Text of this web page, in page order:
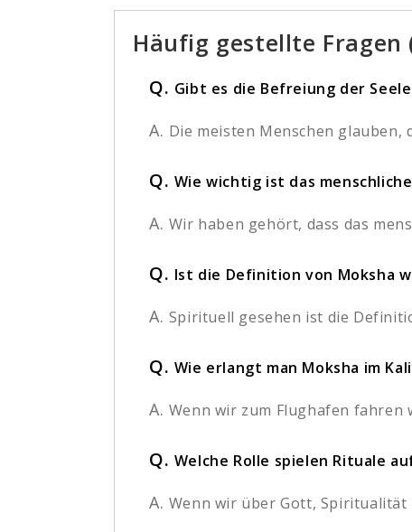
Häufig gestellte Fragen
Q. Gibt es die Befreiung der
A. Die meisten Menschen glauben,
Q. Wie wichtig ist das
A. Wir haben gehört, dass das
Q. Ist die Definition von Moksha
A. Spirituell gesehen ist die
Q. Wie erlangt man Moksha im
A. Wenn wir zum Flughafen fahren
Q. Welche Rolle spielen Rituale
A. Wenn wir über Gott, Spiritualität